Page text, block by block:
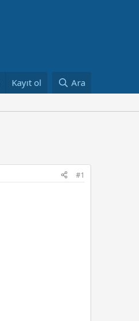
Kayıt ol Ara
#1